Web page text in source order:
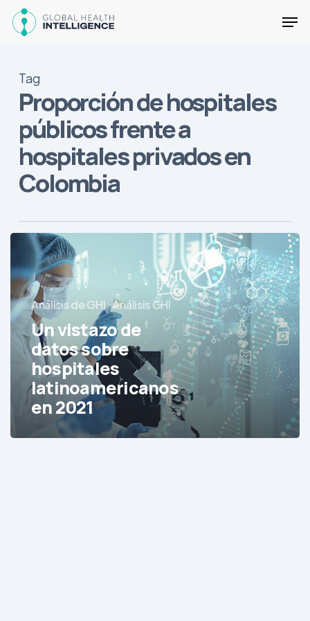
Tag
Proporción de hospitales
públicos frente a
hospitales privados en
Colombia
Un
vistazo
de
datos
sobre
hospitales
latinoamericanos
2021
Análisis de GHI Análisis GHI
Un vistazo de
datos sobre
hospitales
latinoamericanos
en 2021